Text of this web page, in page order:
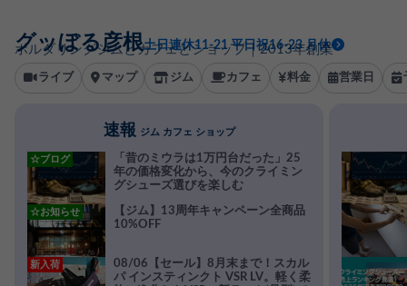
ボルダリングジムとカフェとショップ｜2013年創業
グッぼる彦根土日連休11-21 平日祝16-23 月休
ライブ マップ ジム カフェ 料金 営業日
速報 ジム カフェ ショップ
「昔のミウラは1万円台だった」25
年の価格変化から、今のクライミン
グシューズ選びを楽しむ
☆ブログ
【ジム】13周年キャンペーン全商品
10%OFF
☆お知らせ
08/06【セール】8月末まで！スカル
パ インスティンクト VSR LV。軽く柔
新入荷